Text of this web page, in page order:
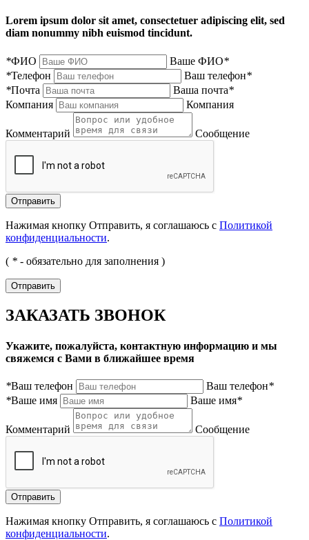
Lorem ipsum dolor sit amet, consectetuer adipiscing elit, sed
diam nonummy nibh euismod tincidunt.
*ФИО Ваше ФИО*
*Телефон Ваш телефон*
*Почта Ваша почта*
Компания
Компания
Комментарий Сообщение
Нажимая кнопку Отправить, я соглашаюсь с Политикой
конфиденциальности.
( * - обязательно для заполнения )
ЗАКАЗАТЬ ЗВОНОК
Укажите, пожалуйста, контактную информацию и мы
свяжемся с Вами в ближайшее время
*Ваш телефон Ваш телефон*
*Ваше имя Ваше имя*
Комментарий Сообщение
Нажимая кнопку Отправить, я соглашаюсь с Политикой
конфиденциальности.